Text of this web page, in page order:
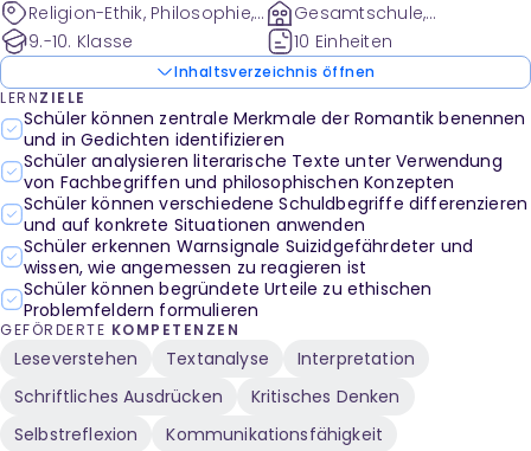
Religion-Ethik, Philosophie,
Pädagogik
9.-10. Klasse
Gesamtschule,
Gymnasium
10 Einheiten
Inhaltsverzeichnis öffnen
LERNZIELE
Schüler können zentrale Merkmale der Romantik benennen
und in Gedichten identifizieren
Schüler analysieren literarische Texte unter Verwendung
von Fachbegriffen und philosophischen Konzepten
Schüler können verschiedene Schuldbegriffe differenzieren
und auf konkrete Situationen anwenden
Schüler erkennen Warnsignale Suizidgefährdeter und
wissen, wie angemessen zu reagieren ist
Schüler können begründete Urteile zu ethischen
Problemfeldern formulieren
GEFÖRDERTE KOMPETENZEN
Leseverstehen Textanalyse
Interpretation
Schriftliches Ausdrücken
Kritisches Denken
Selbstreflexion
Kommunikationsfähigkeit